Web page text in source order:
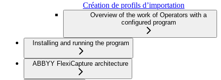
Création de profils d’importation
Overview of the work of Operators with a
configured program
Installing and running the program
ABBYY FlexiCapture architecture